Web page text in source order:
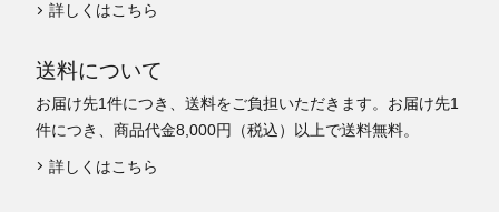
詳しくはこちら
送料について
お届け先1件につき、送料をご負担いただきます。お届け先1
件につき、商品代金8,000円（税込）以上で送料無料。
詳しくはこちら